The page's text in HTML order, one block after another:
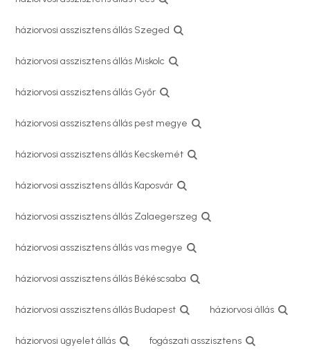
háziorvosi asszisztens állás Szeged
háziorvosi asszisztens állás Miskolc
háziorvosi asszisztens állás Győr
háziorvosi asszisztens állás pest megye
háziorvosi asszisztens állás Kecskemét
háziorvosi asszisztens állás Kaposvár
háziorvosi asszisztens állás Zalaegerszeg
háziorvosi asszisztens állás vas megye
háziorvosi asszisztens állás Békéscsaba
háziorvosi asszisztens állás Budapest háziorvosi állás
háziorvosi ügyelet állás fogászati asszisztens